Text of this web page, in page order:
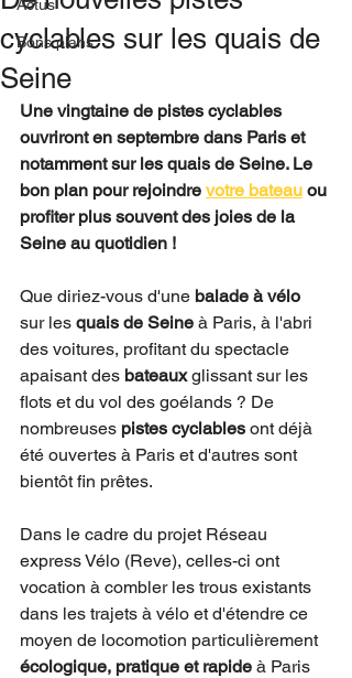
Actus
Bons plans
cyclables sur les quais de
Seine
Une vingtaine de pistes cyclables
ouvriront en septembre dans Paris et
notamment sur les quais de Seine. Le
bon plan pour rejoindre votre bateau ou
profiter plus souvent des joies de la
Seine au quotidien !
Que diriez-vous d'une balade à vélo
sur les quais de Seine à Paris, à l'abri
des voitures, profitant du spectacle
apaisant des bateaux glissant sur les
flots et du vol des goélands ? De
nombreuses pistes cyclables ont déjà
été ouvertes à Paris et d'autres sont
bientôt fin prêtes.
Dans le cadre du projet Réseau
express Vélo (Reve), celles-ci ont
vocation à combler les trous existants
dans les trajets à vélo et d'étendre ce
moyen de locomotion particulièrement
écologique, pratique et rapide à Paris